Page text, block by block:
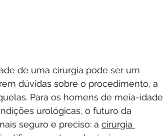
de uma cirurgia pode ser um
dúvidas sobre o procedimento, a
Para os homens de meia-idade
urológicas, o futuro da
seguro e preciso: a cirurgia